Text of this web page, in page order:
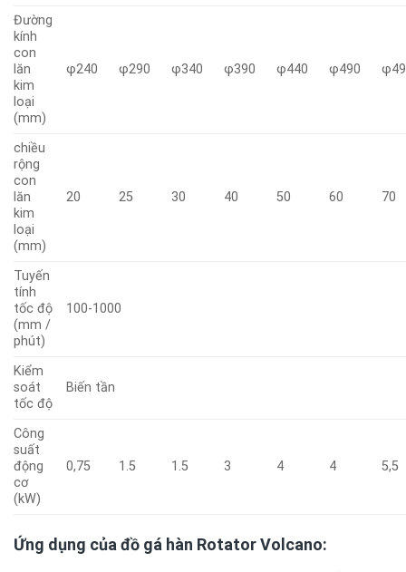
Đường
kính
con
lăn
kim
loại
(mm)
φ240 φ290 φ340 φ390 φ440 φ490
chiều
rộng
con
lăn
kim
loại
(mm)
20 25 30 40 50 60 70
Tuyến
tính
tốc độ
(mm /
phút)
100-1000
Kiểm
soát
tốc độ
Biến tần
Công
suất
động
cơ
(kW)
0,75 1.5 1.5 3 4 4 5,5
Ứng dụng của đồ gá hàn Rotator Volcano: